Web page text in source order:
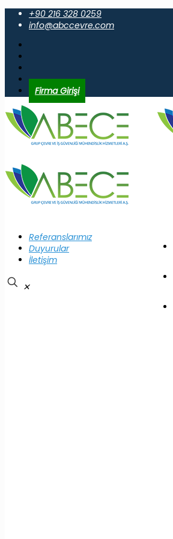
+90 216 328 0259
info@abccevre.com
Firma Girişi
Referanslarımız
Duyurular
İletişim
✕